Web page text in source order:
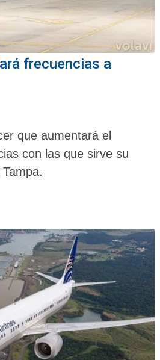
frecuencias a
que aumentará el
con las que sirve su